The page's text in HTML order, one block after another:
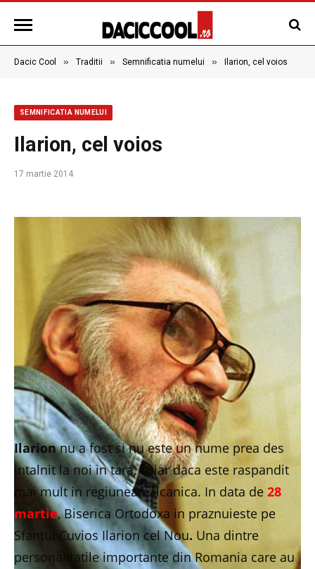
Dacic Cool » Traditii » Semnificatia numelui » Ilarion, cel voios
SEMNIFICATIA NUMELUI
Ilarion, cel voios
17 martie 2014
Ilarionnu a fost si nu este un nume prea des
intalnit la noi in tara, chiar daca este raspandit
mai mult in regiunea balcanica. In data de 28
martie, Biserica Ortodoxa in praznuieste pe
Sfantul Cuvios Ilarion cel Nou. Una dintre
personalitatile importante din Romania care au